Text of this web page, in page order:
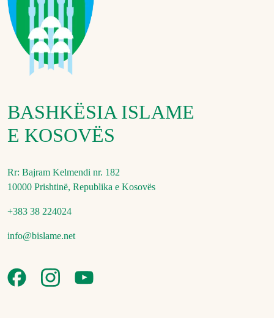
BASHKËSIA ISLAME
E KOSOVËS
Rr: Bajram Kelmendi nr. 182
10000 Prishtinë, Republika e Kosovës
+383 38 224024
info@bislame.net